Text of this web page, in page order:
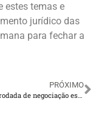
estes temas e
jurídico das
para fechar a
PRÓXIMO